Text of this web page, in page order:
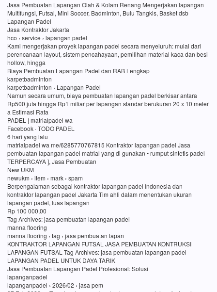
Jasa Pembuatan Lapangan Olah & Kolam Renang Mengerjakan lapangan
Multifungsi, Futsal, Mini Soccer, Badminton, Bulu Tangkis, Basket dsb
Lapangan Padel
Jasa Kontraktor Jakarta
hco › service › lapangan padel
Kami mengerjakan proyek lapangan padel secara menyeluruh: mulai dari
perencanaan layout, sistem pencahayaan, pemilihan material kaca dan besi
hollow, hingga
Biaya Pembuatan Lapangan Padel dan RAB Lengkap
karpetbadminton
karpetbadminton › Lapangan Padel
Namun secara umum, biaya pembuatan lapangan padel berkisar antara
Rp500 juta hingga Rp1 miliar per lapangan standar berukuran 20 x 10 meter
a Estimasi Rata
PADEL | matrialpadel wa
Facebook · TODO PADEL
6 hari yang lalu
matrialpadel wa me/6285770767815 Kontraktor lapangan padel Jasa
pembuatan lapangan padel matrial yang di gunakan • rumput sintetis padel
TERPERCAYA ], Jasa Pembuatan
New UKM
newukm › item › mark › spam
Berpengalaman sebagai kontraktor lapangan padel Indonesia dan
kontraktor lapangan padel Jakarta Tim ahli dalam menentukan ukuran
lapangan padel, luas lapangan
Rp 100 000,00
Tag Archives: jasa pembuatan lapangan padel
manna flooring
manna flooring › tag › jasa pembuatan lapan
KONTRAKTOR LAPANGAN FUTSAL JASA PEMBUATAN KONTRUKSI
LAPANGAN FUTSAL Tag Archives: jasa pembuatan lapangan padel
LAPANGAN PADEL UNTUK DAYA TARIK
Jasa Pembuatan Lapangan Padel Profesional: Solusi
lapanganpadel
lapanganpadel › 2026/02 › jasa pem